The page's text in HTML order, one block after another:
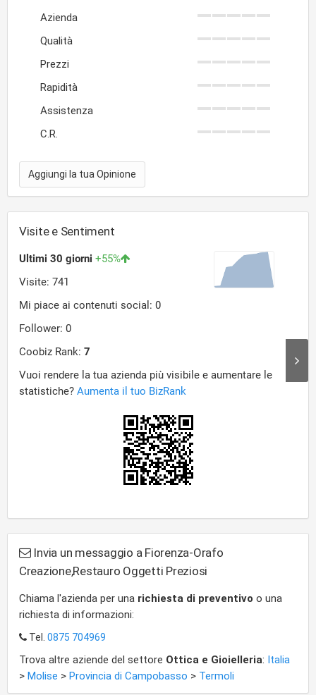
Azienda
Qualità
Prezzi
Rapidità
Assistenza
C.R.
Aggiungi la tua Opinione
Visite e Sentiment
Invia un messaggio a Fiorenza-Orafo
Creazione,Restauro Oggetti Preziosi
Chiama l'azienda per una richiesta di preventivo o una
richiesta di informazioni:
Tel. 0875 704969
Trova altre aziende del settore Ottica e Gioielleria: Italia
> Molise > Provincia di Campobasso > Termoli